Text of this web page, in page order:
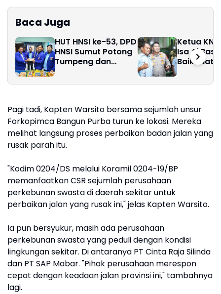
Baca Juga
HUT HNSI ke-53, DPD
HNSI Sumut Potong
Tumpeng dan
Ketua
Isa Al
Baik
Belawan
Pagi tadi, Kapten Warsito bersama sejumlah unsur
Forkopimca Bangun Purba turun ke lokasi. Mereka
melihat langsung proses perbaikan badan jalan yang
rusak parah itu.
"Kodim 0204/DS melalui Koramil 0204-19/BP
memanfaatkan CSR sejumlah perusahaan
perkebunan swasta di daerah sekitar untuk
perbaikan jalan yang rusak ini," jelas Kapten Warsito.
Ia pun bersyukur, masih ada perusahaan
perkebunan swasta yang peduli dengan kondisi
lingkungan sekitar. Di antaranya PT Cinta Raja Silinda
dan PT SAP Mabar. "Pihak perusahaan merespon
cepat dengan keadaan jalan provinsi ini," tambahnya
lagi.